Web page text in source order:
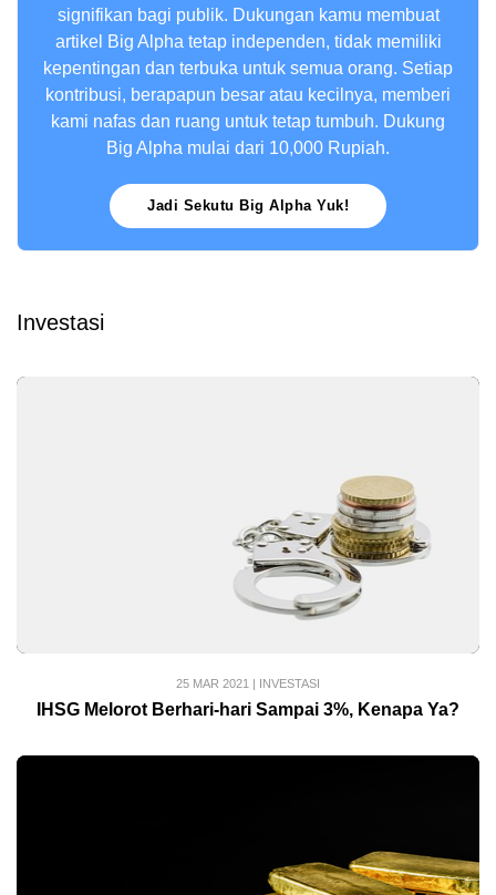
signifikan bagi publik. Dukungan kamu membuat
artikel Big Alpha tetap independen, tidak memiliki
kepentingan dan terbuka untuk semua orang. Setiap
kontribusi, berapapun besar atau kecilnya, memberi
kami nafas dan ruang untuk tetap tumbuh. Dukung
Big Alpha mulai dari 10,000 Rupiah.
Jadi Sekutu Big Alpha Yuk!
Investasi
25 MAR 2021 | INVESTASI
IHSG Melorot Berhari-hari Sampai 3%, Kenapa Ya?